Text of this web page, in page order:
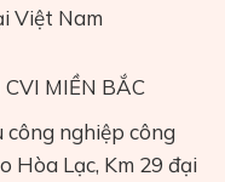
Việt Nam
MIỀN BẮC
công nghiệp công
Hòa Lạc, Km 29 đại